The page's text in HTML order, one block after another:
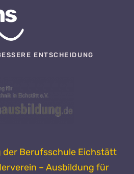
ENTSCHEIDUNG
Berufsschule Eichstätt
– Ausbildung für